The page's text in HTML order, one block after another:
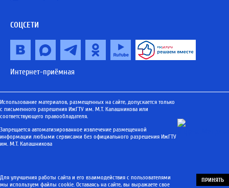
СОЦСЕТИ
Интернет-приёмная
Использование материалов, размещенных на сайте, допускается только
с письменного разрешения ИжГТУ им. М.Т. Калашникова или
соответствующего правообладателя.
Запрещается автоматизированное извлечение размещенной
информации любыми сервисами без официального разрешения ИжГТУ
им. М.Т. Калашникова
Для улучшения работы сайта и его взаимодействия с пользователями
мы используем файлы cookie. Оставаясь на сайте, вы выражаете свое
ПРИНЯТЬ